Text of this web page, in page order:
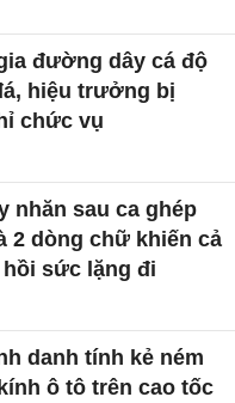
đường dây cá độ
hiệu trưởng bị
chức vụ
nhăn sau ca ghép
2 dòng chữ khiến cả
sức lặng đi
danh tính kẻ ném
ô tô trên cao tốc